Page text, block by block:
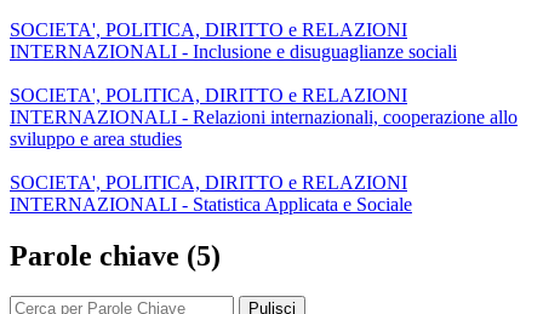
SOCIETA', POLITICA, DIRITTO e RELAZIONI
INTERNAZIONALI - Inclusione e disuguaglianze sociali
SOCIETA', POLITICA, DIRITTO e RELAZIONI
INTERNAZIONALI - Relazioni internazionali, cooperazione allo
sviluppo e area studies
SOCIETA', POLITICA, DIRITTO e RELAZIONI
INTERNAZIONALI - Statistica Applicata e Sociale
Parole chiave (5)
Pulisci